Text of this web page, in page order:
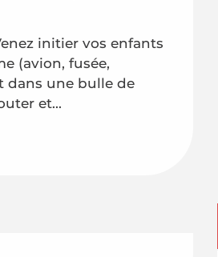
initier vos enfants
(avion, fusée,
dans une bulle de
et...